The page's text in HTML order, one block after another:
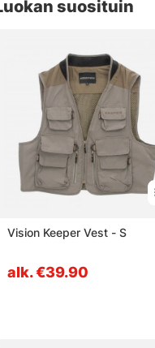
suosituin
Vision Keeper Vest - S
alk. €39.90